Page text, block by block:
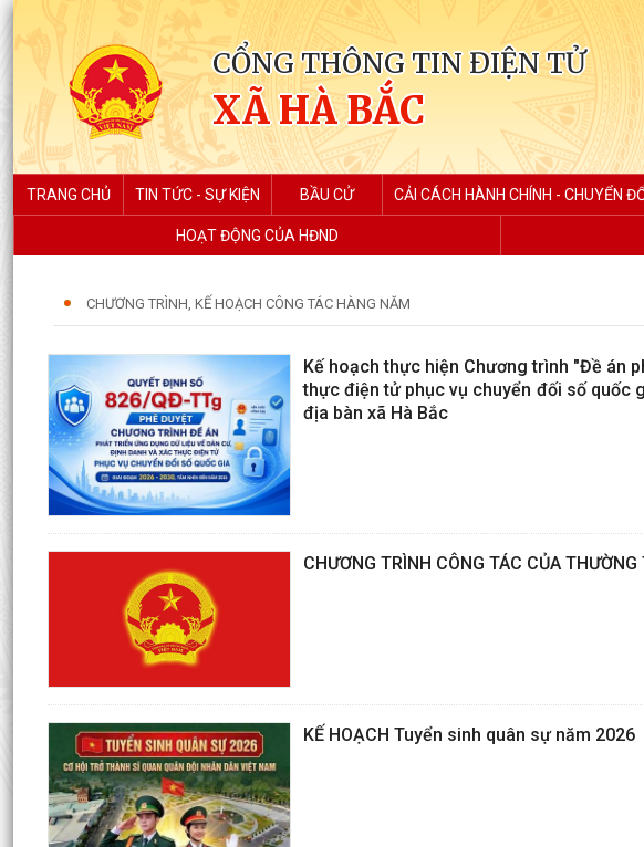
CỔNG THÔNG TIN ĐIỆN TỬ
XÃ HÀ BẮC
TRANG CHỦ TIN TỨC - SỰ KIỆN BẦU CỬ CẢI CÁCH HÀNH CHÍNH - CHUYỂN
HOẠT ĐỘNG CỦA HĐND
CHƯƠNG TRÌNH, KẾ HOẠCH CÔNG TÁC HÀNG NĂM
Kế hoạch thực hiện Chương trình "Đề án
thực điện tử phục vụ chuyển đối số quốc
địa bàn xã Hà Bắc
CHƯƠNG TRÌNH CÔNG TÁC CỦA
KẾ HOẠCH Tuyển sinh quân sự năm 2026